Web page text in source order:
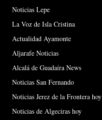
Noticias Lepe
La Voz de Isla Cristina
Actualidad Ayamonte
Aljarafe Noticias
Alcalá de Guadaíra News
Noticias San Fernando
Noticias Jerez de la Frontera hoy
Noticias de Algeciras hoy